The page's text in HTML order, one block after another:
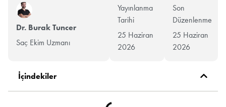
Dr. Burak Tuncer
Saç Ekim Uzmanı
Yayınlanma
Tarihi
25 Haziran
2026
Son
Düzenlenme
25 Haziran
2026
İçindekiler